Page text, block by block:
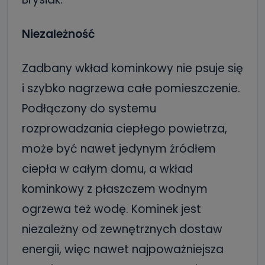
Niezależność
Zadbany wkład kominkowy nie psuje się
i szybko nagrzewa całe pomieszczenie.
Podłączony do systemu
rozprowadzania ciepłego powietrza,
może być nawet jedynym źródłem
ciepła w całym domu, a wkład
kominkowy z płaszczem wodnym
ogrzewa też wodę. Kominek jest
niezależny od zewnętrznych dostaw
energii, więc nawet najpoważniejsza